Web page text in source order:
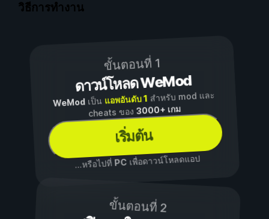
วิธีการทำงาน
ขั้นตอนที่ 1
ดาวน์โหลด WeMod
WeModเป็น แอพอันดับ 1 สำหรับ mod และ
cheats ของ3000+ เกม
เริ่มต้น
...หรือไปที่ PCเพื่อดาวน์โหลดแอป
ขั้นตอนที่ 2